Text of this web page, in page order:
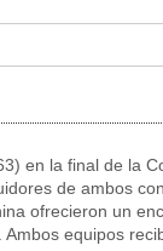
en la final de la
de ambos
ofrecieron un
equipos